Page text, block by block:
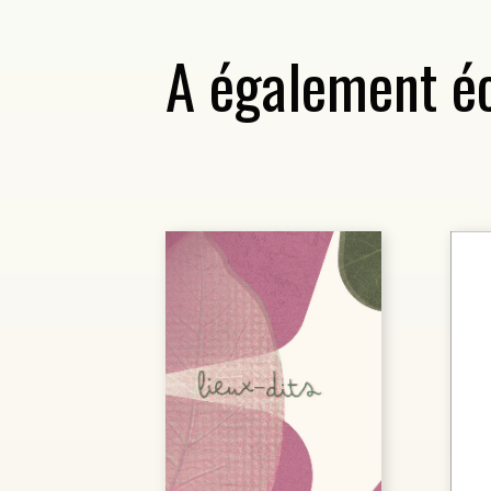
A également